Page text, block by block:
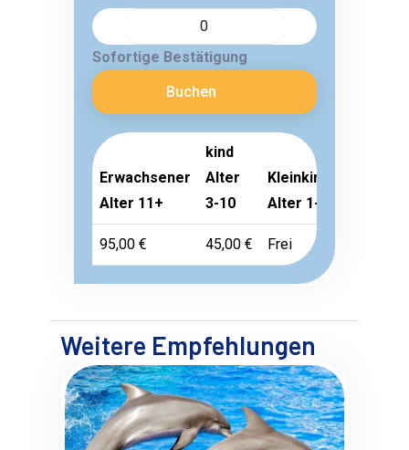
Sofortige Bestätigung
Buchen
Erwachsener
Alter 11+
kind
Alter
3-10
Kleinkind
Alter 1-2
95,00 € 45,00 € Frei
Weitere Empfehlungen